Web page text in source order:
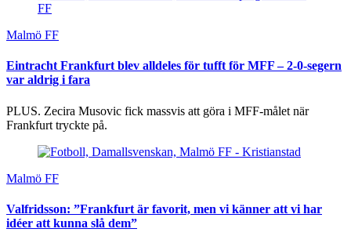
Malmö FF
Eintracht Frankfurt blev alldeles för tufft för MFF – 2-0-segern
var aldrig i fara
PLUS. Zecira Musovic fick massvis att göra i MFF-målet när
Frankfurt tryckte på.
Malmö FF
Valfridsson: ”Frankfurt är favorit, men vi känner att vi har
idéer att kunna slå dem”